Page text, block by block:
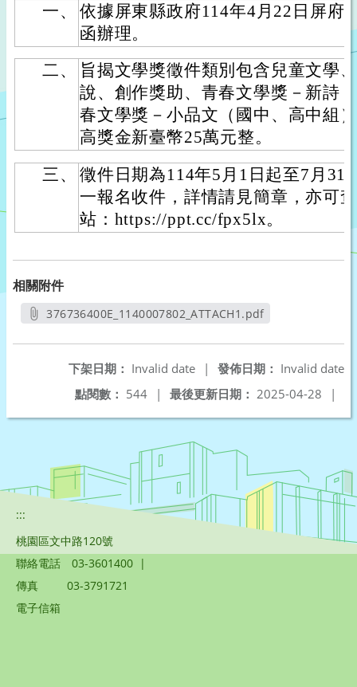
一、
依據屏東縣政府114年4月22日屏府
函辦理。
二、
旨揭文學獎徵件類別包含兒童文學
說、創作獎助、青春文學獎－新詩
春文學獎－小品文（國中、高中組
高獎金新臺幣25萬元整。
三、
徵件日期為114年5月1日起至7月31
一報名收件，詳情請見簡章，亦可
站：https://ppt.cc/fpx5lx。
相關附件
376736400E_1140007802_ATTACH1.pdf
發佈日期： Invalid date
下架日期： Invalid date
|
最後更新日期： 2025-04-28 |
點閱數： 544 |
:::
桃園區文中路120號
聯絡電話
03-3601400 |
傳真
03-3791721
電子信箱